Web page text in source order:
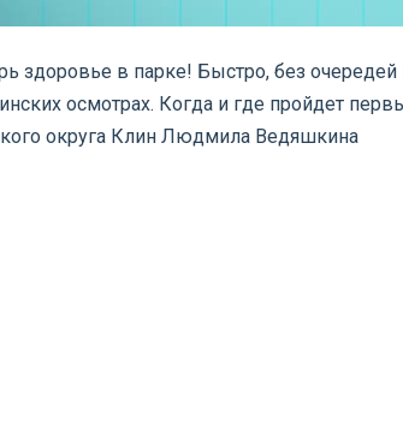
здоровье в парке! Быстро, без
осмотрах. Когда и где пройдет
округа Клин Людмила Ведяшкина